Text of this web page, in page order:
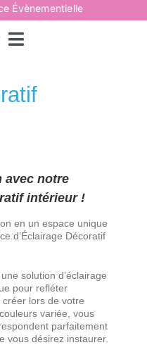
Évènementielle
avec notre
intérieur !
en un espace unique
d’Éclairage Décoratif
solution d’éclairage
pour refléter
créer lors de votre
variée, vous
parfaitement
vous désirez instaurer.